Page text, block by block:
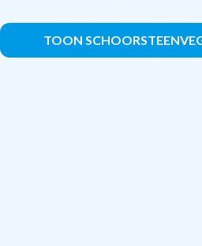
TOON